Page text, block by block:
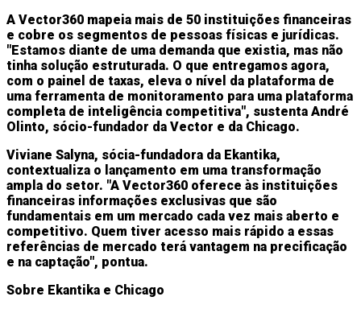
A Vector360 mapeia mais de 50 instituições financeiras
e cobre os segmentos de pessoas físicas e jurídicas.
"Estamos diante de uma demanda que existia, mas não
tinha solução estruturada. O que entregamos agora,
com o painel de taxas, eleva o nível da plataforma de
uma ferramenta de monitoramento para uma plataforma
completa de inteligência competitiva", sustenta André
Olinto, sócio-fundador da Vector e da Chicago.
Viviane Salyna, sócia-fundadora da Ekantika,
contextualiza o lançamento em uma transformação
ampla do setor. "A Vector360 oferece às instituições
financeiras informações exclusivas que são
fundamentais em um mercado cada vez mais aberto e
competitivo. Quem tiver acesso mais rápido a essas
referências de mercado terá vantagem na precificação
e na captação", pontua.
Sobre Ekantika e Chicago